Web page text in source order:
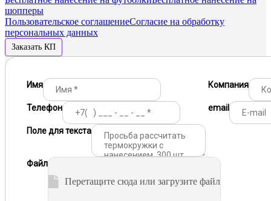
шопперы
Пользовательское соглашениеСогласие на обработку
персональных данных
Заказать КП
Имя Компания
Телефон email
Поле для текста
Файл
Перетащите сюда или загрузите файл